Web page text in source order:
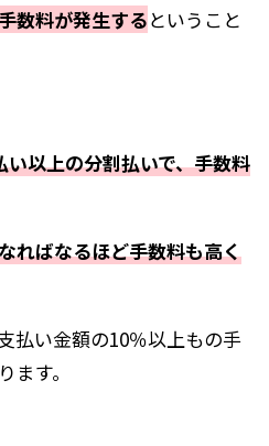
手数料が発生するということ
い以上の分割払いで、手数料
ればなるほど手数料も高く
払い金額の10％以上もの手
す。